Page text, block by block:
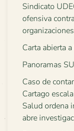
Sindicato
ofensiva
Carta abierta
Panoramas
Caso de
Cartago
Salud ordena
abre